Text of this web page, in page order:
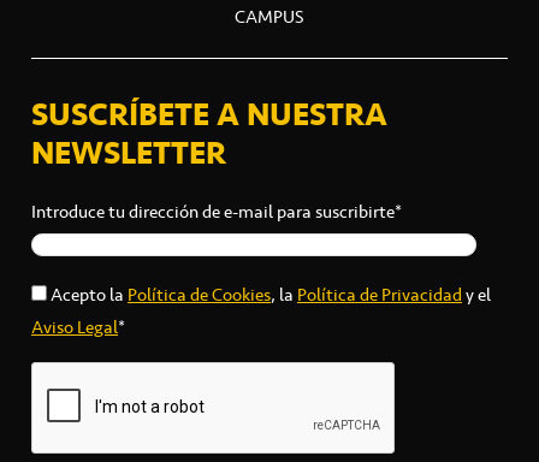
CAMPUS
SUSCRÍBETE A NUESTRA
NEWSLETTER
Introduce tu dirección de e-mail para suscribirte*
Acepto la Política de Cookies, la Política de Privacidady el
Aviso Legal*